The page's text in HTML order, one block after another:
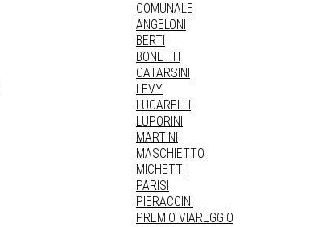
COMUNALE
ANGELONI
BERTI
BONETTI
CATARSINI
LEVY
LUCARELLI
LUPORINI
MARTINI
MASCHIETTO
MICHETTI
PARISI
PIERACCINI
PREMIO VIAREGGIO